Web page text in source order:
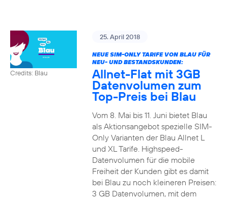
Credits: Blau
25. April 2018
NEUE SIM-ONLY TARIFE VON BLAU FÜR
NEU- UND BESTANDSKUNDEN:
Allnet-Flat mit 3GB
Datenvolumen zum
Top-Preis bei Blau
Vom 8. Mai bis 11. Juni bietet Blau
als Aktionsangebot spezielle SIM-
Only Varianten der Blau Allnet L
und XL Tarife. Highspeed-
Datenvolumen für die mobile
Freiheit der Kunden gibt es damit
bei Blau zu noch kleineren Preisen:
3 GB Datenvolumen, mit dem